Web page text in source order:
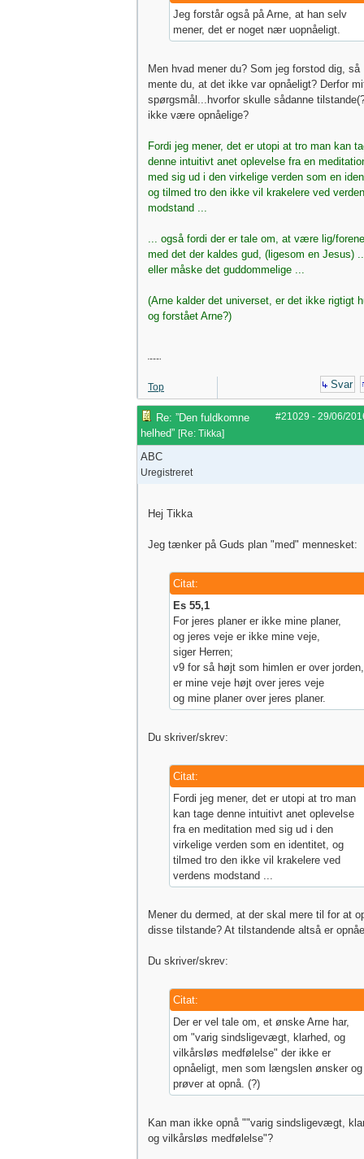
Jeg forstår også på Arne, at han selv
mener, det er noget nær uopnåeligt.
Men hvad mener du? Som jeg forstod dig, så
mente du, at det ikke var opnåeligt? Derfor
spørgsmål...hvorfor skulle sådanne
ikke være opnåelige?
Fordi jeg mener, det er utopi at tro man kan
denne intuitivt anet oplevelse fra en
med sig ud i den virkelige verden som en
og tilmed tro den ikke vil krakelere ved
modstand ...
... også fordi der er tale om, at være lig/
med det der kaldes gud, (ligesom en Jesus)
eller måske det guddommelige ...
(Arne kalder det universet, er det ikke rigtigt
og forstået Arne?)
¨¨¨¨
Top Svar
#21029 - 29/06/
Re: ”Den fuldkomne
helhed” [Re: Tikka]
ABC
Uregistreret
Hej Tikka
Jeg tænker på Guds plan "med" mennesket:
Citat:
Es 55,1
For jeres planer er ikke mine planer,
og jeres veje er ikke mine veje,
siger Herren;
v9 for så højt som himlen er over jorden,
er mine veje højt over jeres veje
og mine planer over jeres planer.
Du skriver/skrev:
Citat:
Fordi jeg mener, det er utopi at tro man
kan tage denne intuitivt anet oplevelse
fra en meditation med sig ud i den
virkelige verden som en identitet, og
tilmed tro den ikke vil krakelere ved
verdens modstand ...
Mener du dermed, at der skal mere til for at
disse tilstande? At tilstandende altså er
Du skriver/skrev:
Citat:
Der er vel tale om, et ønske Arne har,
om "varig sindsligevægt, klarhed, og
vilkårsløs medfølelse" der ikke er
opnåeligt, men som længslen ønsker og
prøver at opnå. (?)
Kan man ikke opnå ""varig sindsligevægt,
og vilkårsløs medfølelse"?